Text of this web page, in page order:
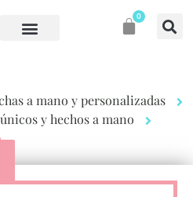
0
a mano y personalizadas
y hechos a mano